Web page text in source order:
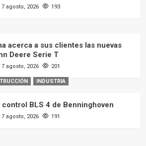
7 agosto, 2026 193
acerca a sus clientes las nuevas
Deere Serie T
7 agosto, 2026 201
INDUSTRIA
BLS 4 de Benninghoven
7 agosto, 2026 191